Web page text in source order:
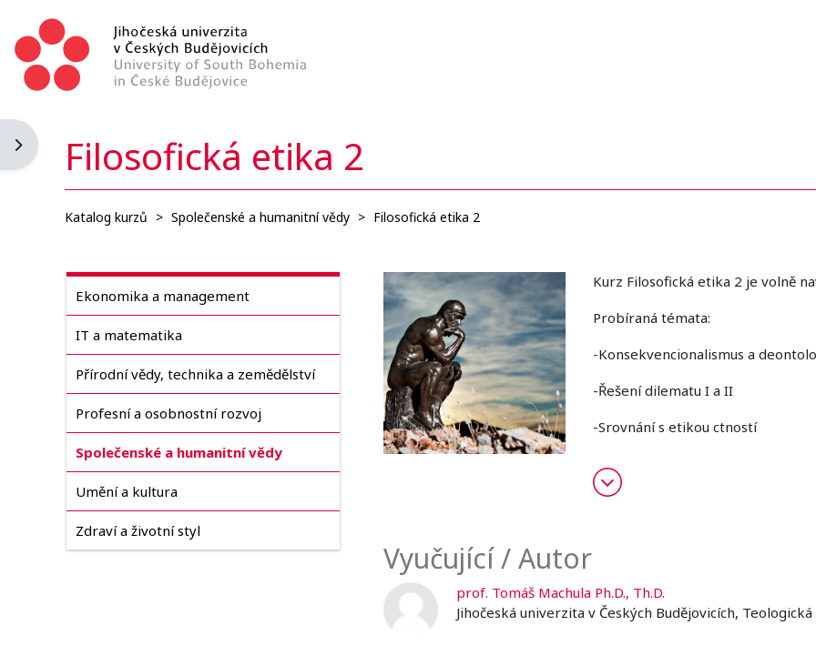
Otevřít panel bloku
Filosofická etika 2
Katalog kurzů > Společenské a humanitní vědy > Filosofická etika 2
Ekonomika a management
IT a matematika
Přírodní vědy, technika a zemědělství
Profesní a osobnostní rozvoj
Společenské a humanitní vědy
Umění a kultura
Zdraví a životní styl
Kurz Filosofická etika 2 je volně
Probíraná témata:
-Konsekvencionalismus a
-Řešení dilematu I a II
-Srovnání s etikou ctností
-Životní cíl
-Štěstí
-Základní lidská dobra
Vyučující / Autor
prof. Tomáš Machula Ph.D., Th.D.
Jihočeská univerzita v Českých Budějovicích,